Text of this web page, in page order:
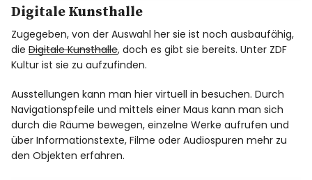
Digitale Kunsthalle
Zugegeben, von der Auswahl her sie ist noch ausbaufähig,
dieDigitale Kunsthalle, doch es gibt sie bereits. Unter ZDF
Kultur ist sie zu aufzufinden.
Ausstellungen kann man hier virtuell in besuchen. Durch
Navigationspfeile und mittels einer Maus kann man sich
durch die Räume bewegen, einzelne Werke aufrufen und
über Informationstexte, Filme oder Audiospuren mehr zu
den Objekten erfahren.